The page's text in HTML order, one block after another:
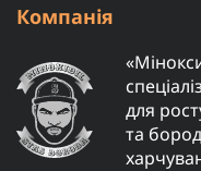
Компанія
для
та